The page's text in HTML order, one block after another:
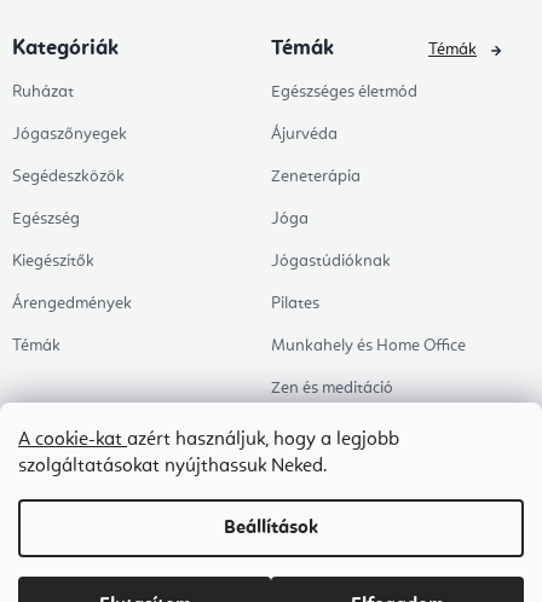
A cookie-kat azért használjuk, hogy a legjobb
szolgáltatásokat nyújthassuk Neked.
Beállítások
Kategóriák
Ruházat
Jógaszőnyegek
Segédeszközök
Egészség
Kiegészítők
Árengedmények
Témák
Témák
Egészséges életmód
Ájurvéda
Zeneterápia
Jóga
Jógastúdióknak
Pilates
Munkahely és Home Office
Zen és meditáció
Aromaterápia
Egészséges alvás
Kedvenceink
Témák
Copyright 2026Flexity. Minden jog fenntartva.Süti beállítások szerkesztése